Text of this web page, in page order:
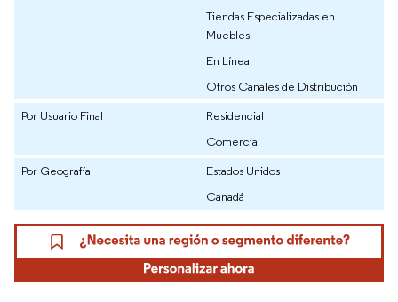
Tiendas Especializadas en
Muebles
En Línea
Otros Canales de Distribución
Por Usuario Final
Residencial
Comercial
Por Geografía
Estados Unidos
Canadá